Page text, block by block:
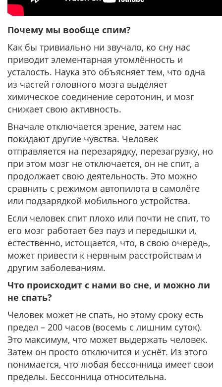
Почему мы вообще спим?
Как бы тривиально ни звучало, ко сну нас
приводит элементарная утомлённость и
усталость. Наука это объясняет тем, что одна
из частей головного мозга выделяет
химическое соединение серотонин, и мозг
снижает свою активность.
Вначале отключается зрение, затем нас
покидают другие чувства. Человек
отправляется на перезарядку, перезагрузку, но
при этом мозг не отключается, он не спит, а
продолжает свою деятельность. Это можно
сравнить с режимом автопилота в самолёте
или подзарядкой мобильного устройства.
Если человек спит плохо или почти не спит, то
его мозг работает без пауз и передышки и,
естественно, истощается, что, в свою очередь,
может привести к нервным расстройствам и
другим заболеваниям.
Что происходит с нами во сне, и можно ли
не спать?
Человек может не спать, но этому сроку есть
предел – 200 часов (восемь с лишним суток).
Это максимум, что может выдержать человек.
Затем он просто отключится и уснёт. Из этого
понимается, что любая бессонница имеет свои
пределы. Бессонница относительна.